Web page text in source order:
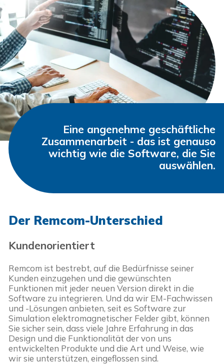
Eine angenehme geschäftliche
Zusammenarbeit - das ist genauso
wichtig wie die Software, die Sie
auswählen.
Der Remcom-Unterschied
Kundenorientiert
Remcom ist bestrebt, auf die Bedürfnisse seiner
Kunden einzugehen und die gewünschten
Funktionen mit jeder neuen Version direkt in die
Software zu integrieren. Und da wir EM-Fachwissen
und -Lösungen anbieten, seit es Software zur
Simulation elektromagnetischer Felder gibt, können
Sie sicher sein, dass viele Jahre Erfahrung in das
Design und die Funktionalität der von uns
entwickelten Produkte und die Art und Weise, wie
wir sie unterstützen, eingeflossen sind.